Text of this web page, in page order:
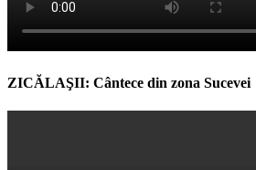
ZICĂLAŞII: Cântece din zona Sucevei